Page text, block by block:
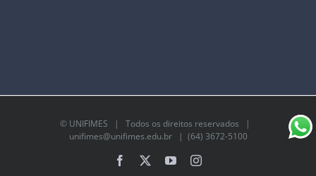
© UNIFIMES | Todos os direitos reservados |
unifimes@unifimes.edu.br| (64) 3672-5100
Facebook YouTubeInstagram